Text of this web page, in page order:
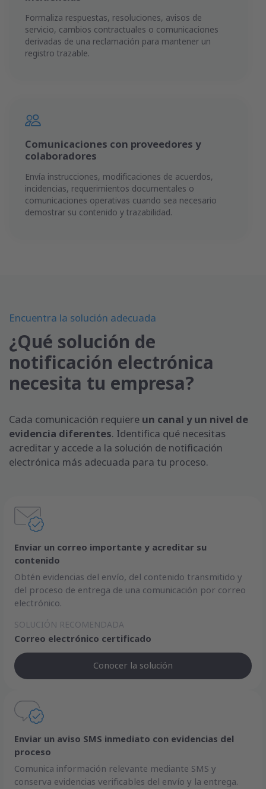
Formaliza respuestas, resoluciones, avisos de
servicio, cambios contractuales o comunicaciones
derivadas de una reclamación para mantener un
registro trazable.
Comunicaciones con proveedores y
colaboradores
Envía instrucciones, modificaciones de acuerdos,
incidencias, requerimientos documentales o
comunicaciones operativas cuando sea necesario
demostrar su contenido y trazabilidad.
Encuentra la solución adecuada
¿Qué solución de
notificación electrónica
necesita tu empresa?
Cada comunicación requiere un canal y un nivel de
evidencia diferentes. Identifica qué necesitas
acreditar y accede a la solución de notificación
electrónica más adecuada para tu proceso.
Enviar un correo importante y acreditar su
contenido
Obtén evidencias del envío, del contenido transmitido y
del proceso de entrega de una comunicación por correo
electrónico.
SOLUCIÓN RECOMENDADA
Correo electrónico certificado
Conocer la solución
Enviar un aviso SMS inmediato con evidencias del
proceso
Comunica información relevante mediante SMS y
conserva evidencias verificables del envío y la entrega.